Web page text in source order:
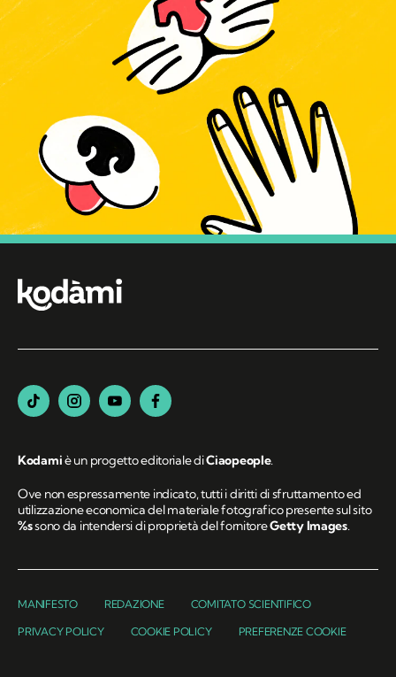
Kodamiè un progetto editoriale diCiaopeople.
Ove non espressamente indicato, tutti i diritti di sfruttamento ed
utilizzazione economica del materiale fotografico presente sul sito
%ssono da intendersi di proprietà del fornitoreGetty Images.
MANIFESTO REDAZIONE COMITATO SCIENTIFICO
PRIVACY POLICY COOKIE POLICY PREFERENZE COOKIE